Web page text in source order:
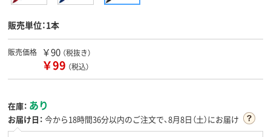
販売単位：1本
販売価格 ￥90 （税抜き）
￥99 （税込）
在庫： あり
お届け日： 今から18時間36分以内のご注文で、8月8日（土）にお届け